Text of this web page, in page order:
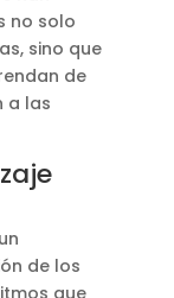
no solo
sino que
de
a las
de los
que